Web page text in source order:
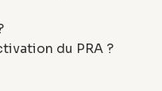
du PRA ?